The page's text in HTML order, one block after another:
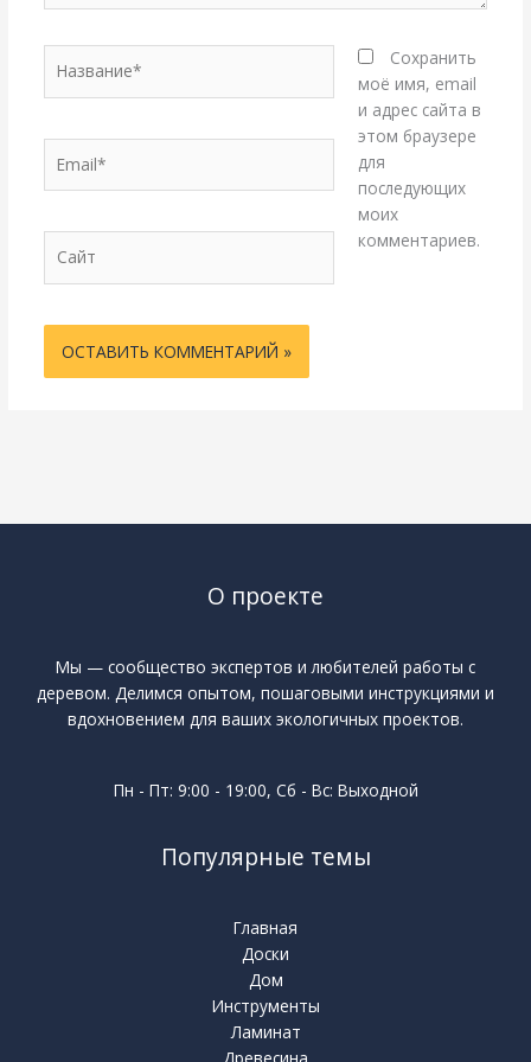
Сохранить
моё имя, email
и адрес сайта в
этом браузере
для
последующих
моих
комментариев.
О проекте
Мы — сообщество экспертов и любителей работы с
деревом. Делимся опытом, пошаговыми инструкциями и
вдохновением для ваших экологичных проектов.
Пн - Пт: 9:00 - 19:00, Сб - Вс: Выходной
Популярные темы
Главная
Доски
Дом
Инструменты
Ламинат